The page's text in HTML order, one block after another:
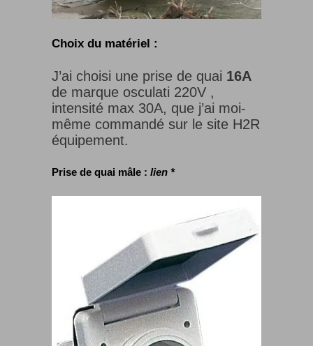
Choix du matériel :
J’ai choisi une prise de quai 16A
de marque osculati 220V ,
intensité max 30A, que j’ai moi-
même commandé sur le site H2R
équipement.
Prise de quai mâle : lien *